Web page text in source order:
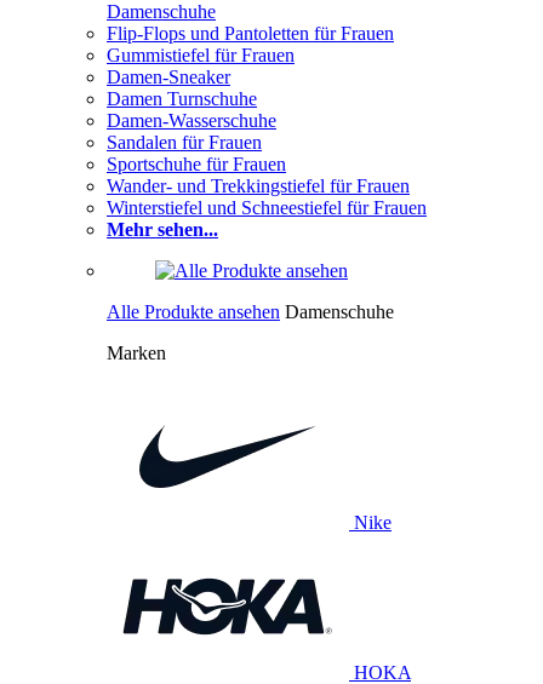
Damenschuhe
Flip-Flops und Pantoletten für Frauen
Gummistiefel für Frauen
Damen-Sneaker
Damen Turnschuhe
Damen-Wasserschuhe
Sandalen für Frauen
Sportschuhe für Frauen
Wander- und Trekkingstiefel für Frauen
Winterstiefel und Schneestiefel für Frauen
Mehr sehen...
Alle Produkte ansehen Damenschuhe
Marken
Nike
HOKA